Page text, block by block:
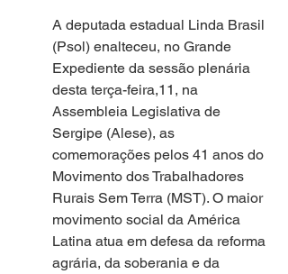
A deputada estadual Linda Brasil
(Psol) enalteceu, no Grande
Expediente da sessão plenária
desta terça-feira,11, na
Assembleia Legislativa de
Sergipe (Alese), as
comemorações pelos 41 anos do
Movimento dos Trabalhadores
Rurais Sem Terra (MST). O maior
movimento social da América
Latina atua em defesa da reforma
agrária, da soberania e da